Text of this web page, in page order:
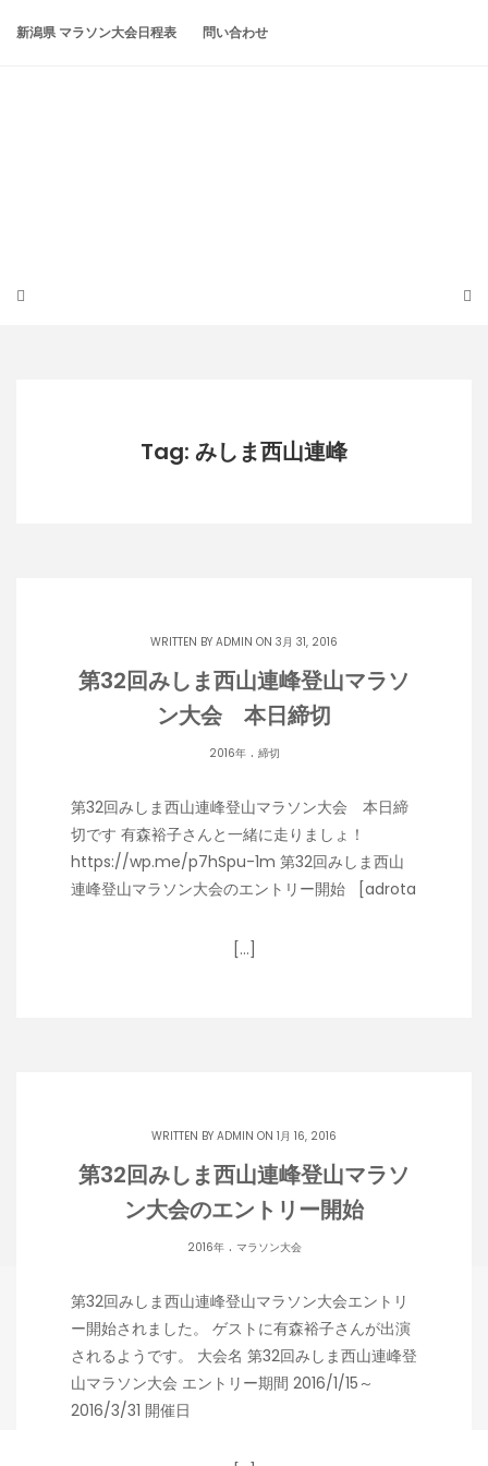
新潟県 マラソン大会日程表 問い合わせ
Tag: みしま西山連峰
WRITTEN BY ADMIN ON 3月 31, 2016
第32回みしま西山連峰登山マラソ
ン大会 本日締切
2016年. 締切
第32回みしま西山連峰登山マラソン大会 本日締
切です 有森裕子さんと一緒に走りましょ！
https://wp.me/p7hSpu-1m 第32回みしま西山
連峰登山マラソン大会のエントリー開始 [adrota
[…]
WRITTEN BY ADMIN ON 1月 16, 2016
第32回みしま西山連峰登山マラソ
ン大会のエントリー開始
2016年. マラソン大会
第32回みしま西山連峰登山マラソン大会エントリ
ー開始されました。 ゲストに有森裕子さんが出演
されるようです。 大会名 第32回みしま西山連峰登
山マラソン大会 エントリー期間 2016/1/15～
2016/3/31 開催日